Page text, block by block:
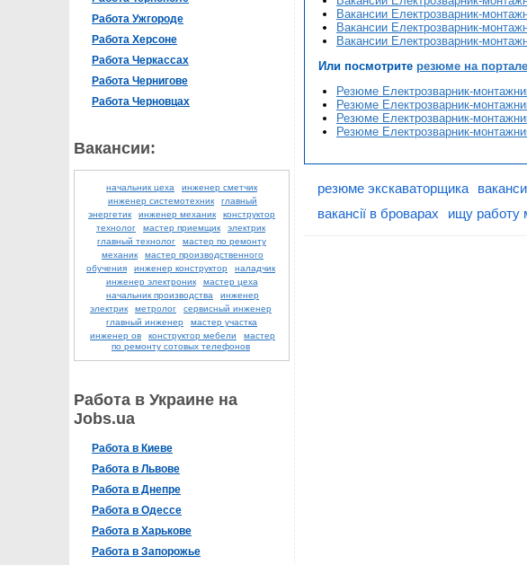
Работа Ужгороде
Работа Херсоне
Работа Черкассах
Работа Чернигове
Работа Черновцах
Вакансии:
начальник цеха
инженер сметчик
инженер системотехник
главный
энергетик
инженер механик
конструктор
технолог
мастер приемщик
электрик
главный технолог
мастер по ремонту
механик
мастер производственного
обучения
инженер конструктор
наладчик
инженер электроник
мастер цеха
начальник производства
инженер
электрик
метролог
сервисный инженер
главный инженер
мастер участка
инженер ов
конструктор мебели
мастер
по ремонту сотовых телефонов
Работа в Украине на
Jobs.ua
Работа в Киеве
Работа в Львове
Работа в Днепре
Работа в Одессе
Работа в Харькове
Работа в Запорожье
Вакансии Електрозварник-
Вакансии Електрозварник-
Вакансии Електрозварник-
Или посмотрите резюме на
Резюме Електрозварник-
Резюме Електрозварник-
Резюме Електрозварник-
Резюме Електрозварник-
резюме экскаваторщика
вакансії в броварах
ищу работу